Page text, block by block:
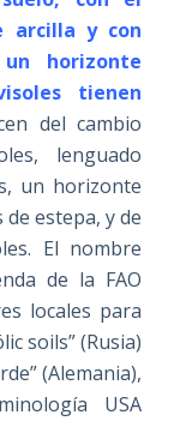
arcilla y con
horizonte
tienen
del cambio
lenguado
un horizonte
estepa, y de
El nombre
de la FAO
locales para
soils” (Rusia)
(Alemania),
USA